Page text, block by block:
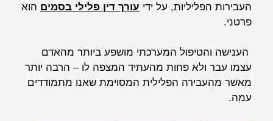
העבירות הפליליות, על ידי עורך דין פלילי בסמים הוא
פרטני.
הענישה והטיפול המערכתי מושפע ביותר מהאדם
עצמו עבר ולא פחות מהעתיד המצפה לו – הרבה יותר
מאשר מהעבירה הפלילית המסוימת שאנו מתמודדים
עמה.